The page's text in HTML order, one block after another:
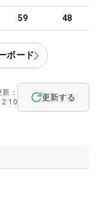
59 48
ボード
：
更新する